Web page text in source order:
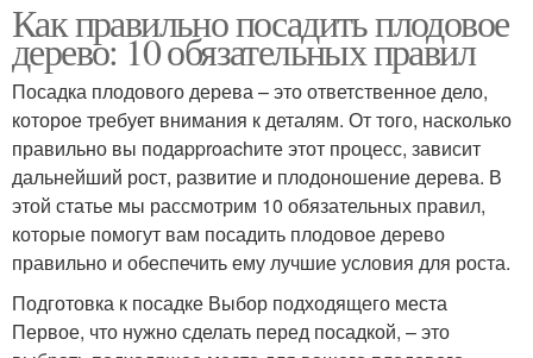
Как правильно посадить плодовое
дерево: 10 обязательных правил
Посадка плодового дерева – это ответственное дело,
которое требует внимания к деталям. От того, насколько
правильно вы подapproachите этот процесс, зависит
дальнейший рост, развитие и плодоношение дерева. В
этой статье мы рассмотрим 10 обязательных правил,
которые помогут вам посадить плодовое дерево
правильно и обеспечить ему лучшие условия для роста.
Подготовка к посадке Выбор подходящего места
Первое, что нужно сделать перед посадкой, – это